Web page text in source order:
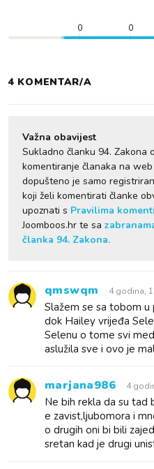
0 0
4 KOMENTAR/A
Važna obavijest
Sukladno članku 94. Zakona
komentiranje članaka na
dopušteno je samo
koji želi komentirati članke
upoznati s Pravilima
Joomboos.hr te sa
članka 94. Zakona.
qmswqm 4 godina,
Slažem se sa tobom
dok Hailey vrijeđa
Selenu o tome svi
aslužila sve i ovo je
marjana986 4
Ne bih rekla da su tad
e zavist,ljubomora i
o drugih oni bi bili
sretan kad je drugi